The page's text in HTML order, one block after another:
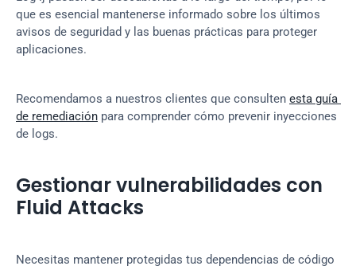
que es esencial mantenerse informado sobre los últimos
avisos de seguridad y las buenas prácticas para proteger
aplicaciones.
Recomendamos a nuestros clientes que consulten esta guía
de remediación para comprender cómo prevenir inyecciones
de logs.
Gestionar vulnerabilidades con
Fluid Attacks
Necesitas mantener protegidas tus dependencias de código